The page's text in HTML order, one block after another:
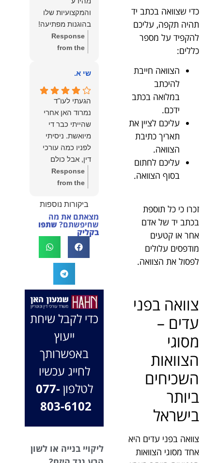
כדי שצוואה בכתב יד
תהיה תקפה, עליכם
להקפיד על מספר
כללים:
הצוואה חייבת
להיכתב
במלואה בכתב
ידכם.
עליכם לציין את
תאריך כתיבת
הצוואה.
עליכם לחתום
בסוף הצוואה.
זכרו כי כל תוספת
בכתב יד של אדם
אחר או קטעים
מודפסים עלולים
לפסול את הצוואה.
צוואה בפני
עדים –
מסוגי
הצוואות
השכיחים
ביותר
בישראל
צוואה בפני עדים היא
אחד מסוגי הצוואות
בעניים .
טובות. בשביל
הצוות שלנו זה
שווה את הכל.
נשמח תמיד
לעמוד לרשותך!
משרד עורכי דין
ונוטריון
והמקצועיות שלו
בהוגנות מפתיעה!
Response
from the
יהודה, תודה
שמחנו מאוד
לשמוע שהייעוץ
עזר לך ושהיית
מרוצה.
מבחינתנו הוגנות
ומקצועיות הן
מעל הכל. נשמח
תמיד לעמוד
לרשותך בהמשך
שי א.
הגעתי לעו"ד
נמרוד האן אחרי
שהייתי כבר די
מיואשת. ניסיתי
לפניו כמה עורכי
דין, אבל כולם
נרתעו כי היה
מדובר בנושא
וסירבו לקחת
אותו.לאחר
שסיפרתי בקצרה
המקרה, הוא
החליט לייצג אותי
בלי לחשוב
פעמיים, הקשיב
לי ולקח את התיק
שלי פרו בונו מכל
הלב.
Response
from the
רבה על המילים
החמות ועל
האמון. שמחנו
לעמוד לצידך,
במיוחד בתיק לא
פשוט, ומאחלים
לך המון הצלחה
בהמשך. תמיד
כאן בשבילך.
בברכה, משרד
עו"ד שמעון האן
ונוטריון
ביקורות נוספות
מצאתם את מה
שחיפשתם? שתפו
בקליק
כדי לקבל שיחת
ייעוץ
באפשרותך
לחייג עכשיו
לטלפון 077-
803-6102
ליקויי בנייה או לשון